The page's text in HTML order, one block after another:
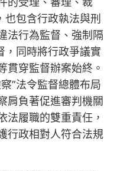
也包含行政執法與刑
法行為監督、強制隔
，同時將行政爭議實
貫穿監督辦案始終。
”法令監督總體布局
肩負著促進審判機關
法履職的雙重責任，
行政相對人符合法規